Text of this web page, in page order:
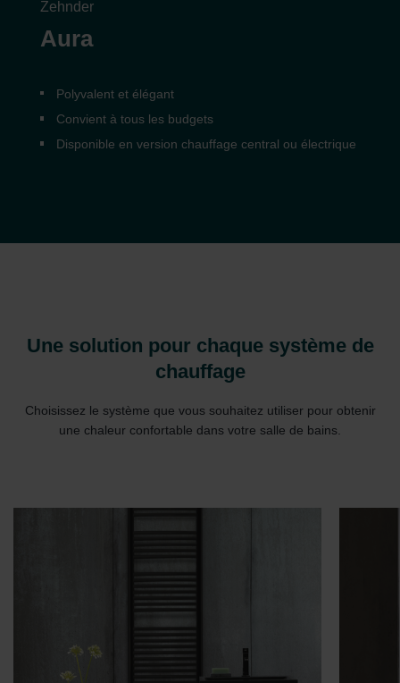
Zehnder
Aura
Polyvalent et élégant
Convient à tous les budgets
Disponible en version chauffage central ou électrique
Une solution pour chaque système de
chauffage
Choisissez le système que vous souhaitez utiliser pour obtenir
une chaleur confortable dans votre salle de bains.